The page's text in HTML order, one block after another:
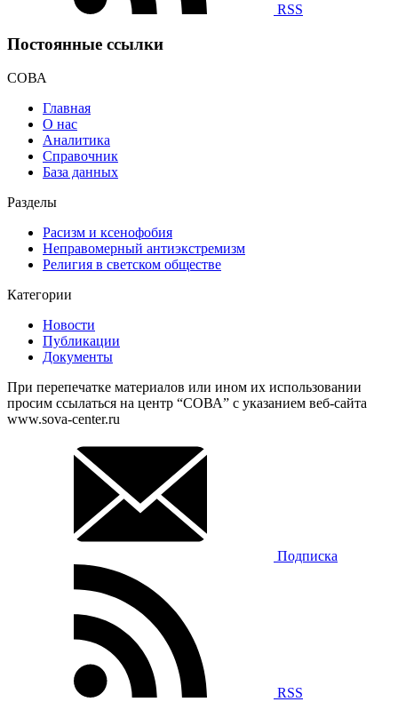
RSS
Постоянные ссылки
СОВА
Главная
О нас
Аналитика
Справочник
База данных
Разделы
Расизм и ксенофобия
Неправомерный антиэкстремизм
Религия в светском обществе
Категории
Новости
Публикации
Документы
При перепечатке материалов или ином их использовании
просим ссылаться на центр “СОВА” с указанием веб-сайта
www.sova-center.ru
Подписка
RSS